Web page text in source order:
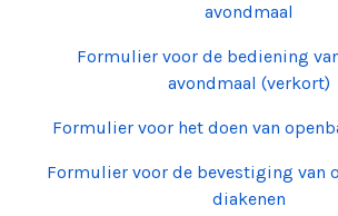
avondmaal
Formulier voor de bediening
avondmaal (verkort)
Formulier voor het doen van
Formulier voor de bevestiging van
diakenen